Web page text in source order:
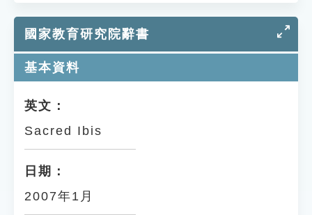
國家教育研究院辭書
基本資料
英文：
Sacred Ibis
日期：
2007年1月